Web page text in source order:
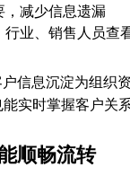
，减少信息遗漏
业、销售人员查
信息沉淀为组织
实时掌握客户关系
顺畅流转